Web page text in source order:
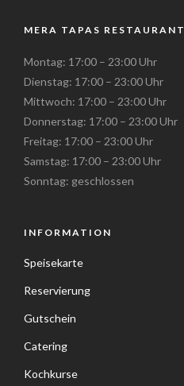
MERA TAPAS RESTAURANT
Montag: 17:00 – 23:00 Uhr
Dienstag: 17:00 – 23:00 Uhr
Mittwoch: 17:00 – 23:00 Uhr
Donnerstag: 17:00 – 23:00 Uhr
Freitag: 17:00 – 23:00 Uhr
Samstag: 17:00 – 23:00 Uhr
Sonntag: geschlossen
INFORMATION
Speisekarte
Reservierung
Gutschein
Catering
Kochkurse